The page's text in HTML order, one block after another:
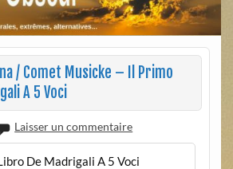
/ Comet Musicke – Il Primo
A 5 Voci
Laisser un commentaire
De Madrigali A 5 Voci